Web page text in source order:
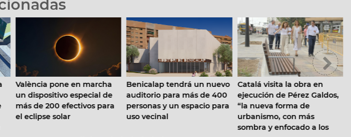
en marcha
de
para
Benicalap tendrá un nuevo
auditorio para más de 400
personas y un espacio para
uso vecinal
Catalá visita la obra en
ejecución de Pérez Galdos,
“la nueva forma de
urbanismo, con más
sombra y enfocado a los
València inicia las
climatización de